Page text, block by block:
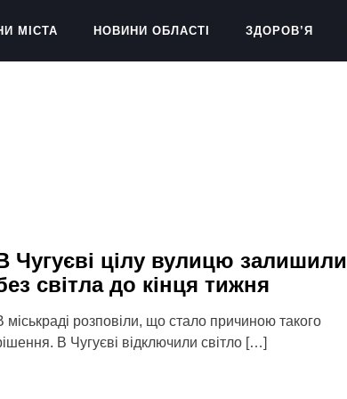
МІСТА НОВИНИ ОБЛАСТІ ЗДОРОВ’Я
Чугуєві цілу вулицю залишили
світла до кінця тижня
міськраді розповіли, що стало причиною такого
В Чугуєві відключили світло […]